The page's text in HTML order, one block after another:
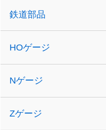
鉄道部品
HOゲージ
Nゲージ
Zゲージ